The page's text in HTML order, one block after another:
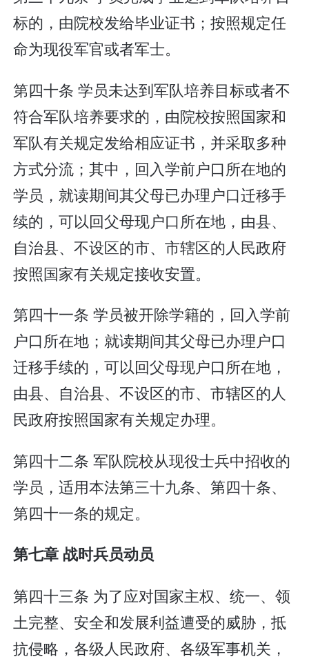
标的，由院校发给毕业证书；按照规定任
命为现役军官或者军士。
第四十条 学员未达到军队培养目标或者不
符合军队培养要求的，由院校按照国家和
军队有关规定发给相应证书，并采取多种
方式分流；其中，回入学前户口所在地的
学员，就读期间其父母已办理户口迁移手
续的，可以回父母现户口所在地，由县、
自治县、不设区的市、市辖区的人民政府
按照国家有关规定接收安置。
第四十一条 学员被开除学籍的，回入学前
户口所在地；就读期间其父母已办理户口
迁移手续的，可以回父母现户口所在地，
由县、自治县、不设区的市、市辖区的人
民政府按照国家有关规定办理。
第四十二条 军队院校从现役士兵中招收的
学员，适用本法第三十九条、第四十条、
第四十一条的规定。
第七章 战时兵员动员
第四十三条 为了应对国家主权、统一、领
土完整、安全和发展利益遭受的威胁，抵
抗侵略，各级人民政府、各级军事机关，